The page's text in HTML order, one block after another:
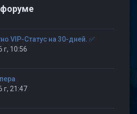
VIP-Статус на 30-дней. ✅
г, 10:56
г, 21:47